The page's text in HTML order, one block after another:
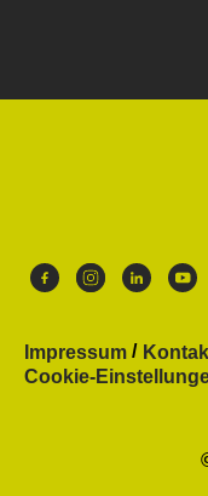
Impressum
Cookie-